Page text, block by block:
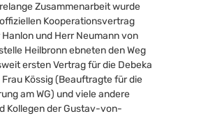
Zusammenarbeit wurde
Kooperationsvertrag
und Herr Neumann von
Heilbronn ebneten den Weg
ersten Vertrag für die Debeka
Frau Kössig (Beauftragte für die
am WG) und viele andere
Kollegen der Gustav-von-